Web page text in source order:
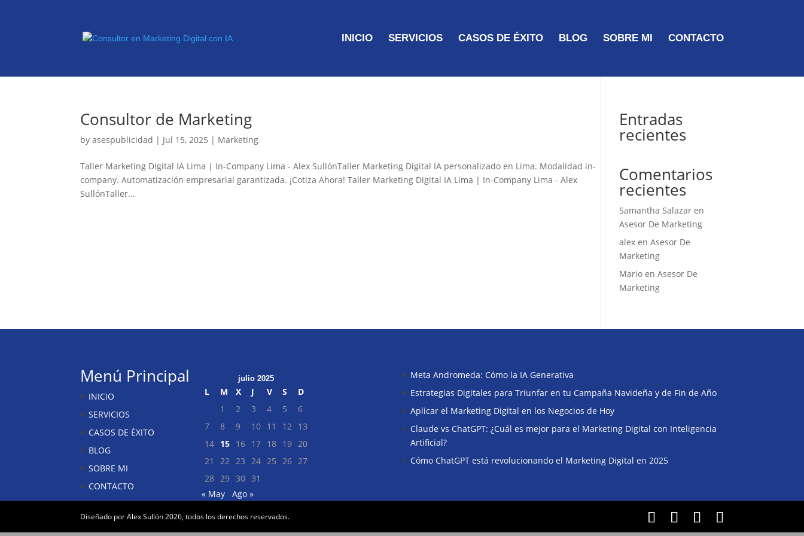
INICIO SERVICIOS CASOS DE ÉXITO BLOG SOBRE MI CONTACTO
Consultor de Marketing
byasespublicidad | Jul 15, 2025 | Marketing
Taller Marketing Digital IA Lima | In-Company Lima - Alex SullónTaller Marketing Digital IA personalizado en Lima. Modalidad in-
company. Automatización empresarial garantizada. ¡Cotiza Ahora! Taller Marketing Digital IA Lima | In-Company Lima - Alex
SullónTaller...
Entradas
recientes
Comentarios
recientes
Samantha Salazar en
Asesor De Marketing
alex enAsesor De
Marketing
Mario enAsesor De
Marketing
Menú Principal
INICIO
SERVICIOS
CASOS DE ÉXITO
BLOG
SOBRE MI
CONTACTO
julio 2025
L M X J V S
D
1
2 3 4 5
6
7
8 9 10 11 12
13
14 15 16 17 18 19 20
21
22 23 24 25 26 27
28 29 30 31
« May
Ago »
Meta Andromeda: Cómo la IA Generativa
Estrategias Digitales para Triunfar en tu Campaña Navideña y de Fin de Año
Aplicar el Marketing Digital en los Negocios de Hoy
Claude vs ChatGPT: ¿Cuál es mejor para el Marketing Digital con Inteligencia
Artificial?
Cómo ChatGPT está revolucionando el Marketing Digital en 2025
Diseñado por Alex Sullón 2026, todos los derechos reservados.